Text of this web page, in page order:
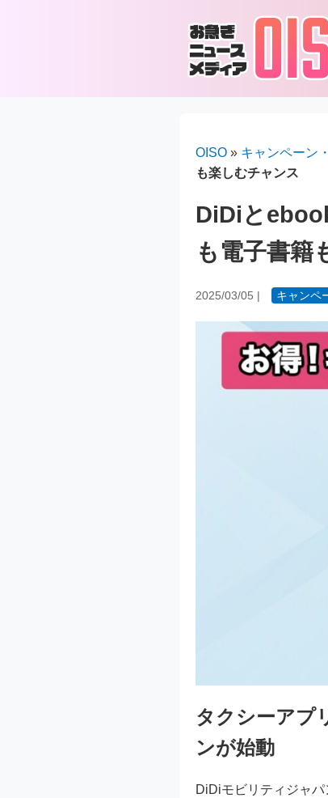
OISO » キャンペーン
も楽しむチャンス
DiDiと
も電子書籍
2025/03/05 | キャンペ
タクシーアプ
ンが始動
DiDiモビリティジャ